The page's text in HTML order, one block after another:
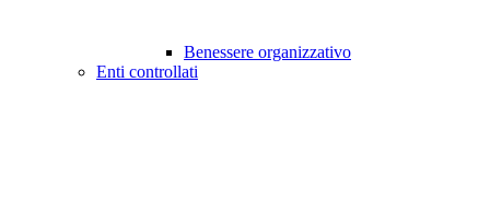
Benessere organizzativo
Enti controllati